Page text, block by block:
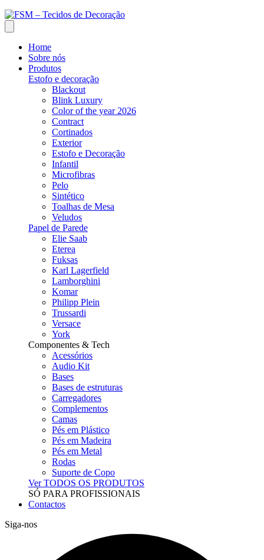
Home
Sobre nós
Produtos
Estofo e decoração
Blackout
Blink Luxury
Color of the year 2026
Contract
Cortinados
Exterior
Estofo e Decoração
Infantil
Microfibras
Pelo
Sintético
Toalhas de Mesa
Veludos
Papel de Parede
Elie Saab
Eterea
Fuksas
Karl Lagerfield
Lamborghini
Komar
Philipp Plein
Trussardi
Versace
York
Componentes & Tech
Acessórios
Audio Kit
Bases
Bases de estruturas
Carregadores
Complementos
Camas
Pés em Plástico
Pés em Madeira
Pés em Metal
Rodas
Suporte de Copo
Ver TODOS OS PRODUTOS
SÓ PARA PROFISSIONAIS
Contactos
Siga-nos